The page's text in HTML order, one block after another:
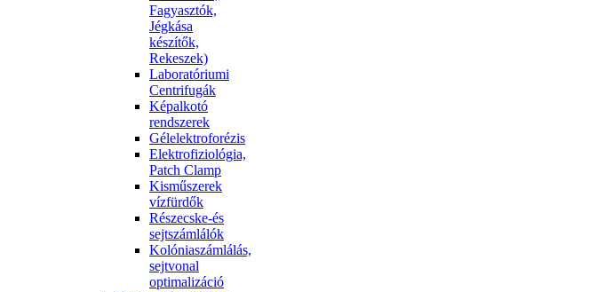
Fagyasztók,
Jégkása
készítők,
Rekeszek)
Laboratóriumi
Centrifugák
Képalkotó
rendszerek
Gélelektroforézis
Elektrofiziológia,
Patch Clamp
Kisműszerek
vízfürdők
Részecske-és
sejtszámlálók
Kolóniaszámlálás,
sejtvonal
optimalizáció